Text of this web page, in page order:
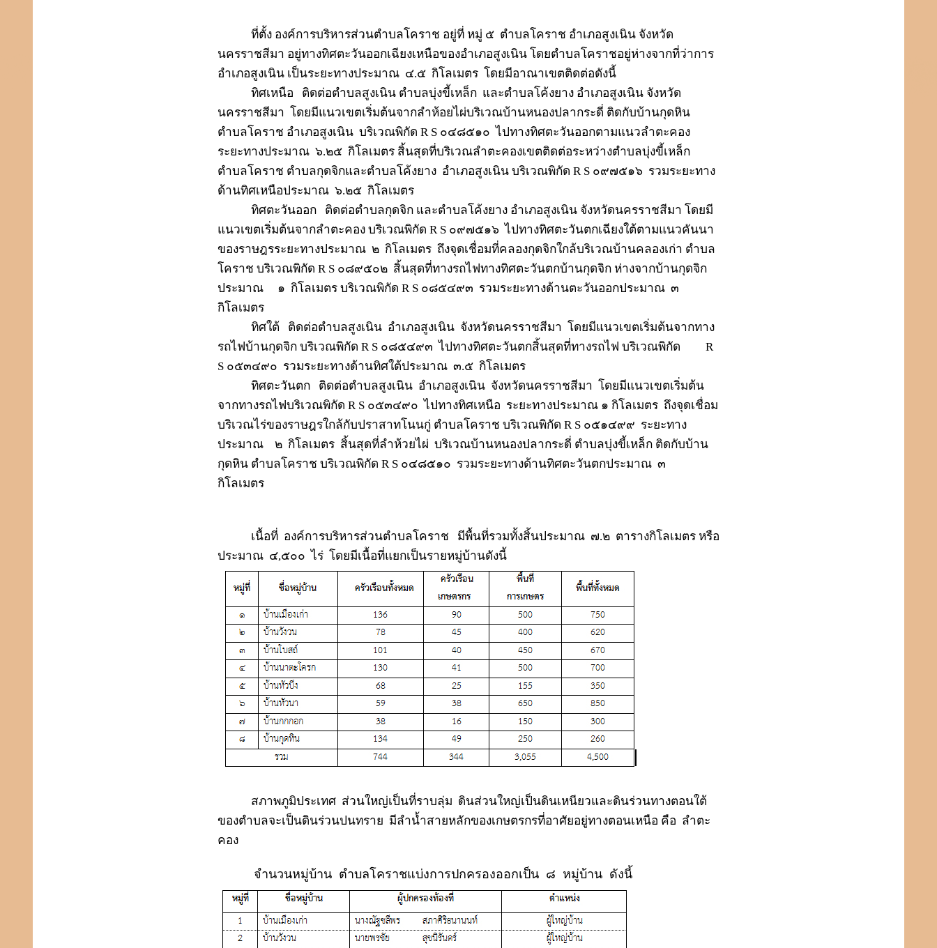
ที่ตั้ง องค์การบริหารส่วนตำบลโคราช อยู่ที่ หมู่ ๕ ตำบลโคราช อำเภอสูงเนิน จังหวัด
นครราชสีมา อยู่ทางทิศตะวันออกเฉียงเหนือของอำเภอสูงเนิน โดยตำบลโคราชอยู่ห่างจากที่ว่าการ
อำเภอสูงเนิน เป็นระยะทางประมาณ ๔.๕ กิโลเมตร โดยมีอาณาเขตติดต่อดังนี้
ทิศเหนือ
ติดต่อตำบลสูงเนิน ตำบลบุ่งขี้เหล็ก และตำบลโค้งยาง อำเภอสูงเนิน จังหวัด
นครราชสีมา โดยมีแนวเขตเริ่มต้นจากลำห้อยไผ่บริเวณบ้านหนองปลากระดี่ ติดกับบ้านกุดหิน
ตำบลโคราช อำเภอสูงเนิน บริเวณพิกัด R S ๐๔๘๕๑๐ ไปทางทิศตะวันออกตามแนวลำตะคอง
ระยะทางประมาณ ๖.๒๕ กิโลเมตร สิ้นสุดที่บริเวณลำตะคองเขตติดต่อระหว่างตำบลบุ่งขี้เหล็ก
ตำบลโคราช ตำบลกุดจิกและตำบลโค้งยาง อำเภอสูงเนิน บริเวณพิกัด R S ๐๙๗๕๑๖ รวมระยะทาง
ด้านทิศเหนือประมาณ ๖.๒๕ กิโลเมตร
ทิศตะวันออก
ติดต่อตำบลกุดจิก และตำบลโค้งยาง อำเภอสูงเนิน จังหวัดนครราชสีมา โดยมี
แนวเขตเริ่มต้นจากลำตะคอง บริเวณพิกัด R S ๐๙๗๕๑๖ ไปทางทิศตะวันตกเฉียงใต้ตามแนวคันนา
ของราษฎรระยะทางประมาณ ๒ กิโลเมตร ถึงจุดเชื่อมที่คลองกุดจิกใกล้บริเวณบ้านคลองเก่า ตำบล
โคราช บริเวณพิกัด R S ๐๘๙๕๐๒ สิ้นสุดที่ทางรถไฟทางทิศตะวันตกบ้านกุดจิก ห่างจากบ้านกุดจิก
ประมาณ
๑ กิโลเมตร บริเวณพิกัด R S ๐๘๕๔๙๓ รวมระยะทางด้านตะวันออกประมาณ ๓
กิโลเมตร
ทิศใต้
ติดต่อตำบลสูงเนิน อำเภอสูงเนิน จังหวัดนครราชสีมา โดยมีแนวเขตเริ่มต้นจากทาง
รถไฟบ้านกุดจิก บริเวณพิกัด R S ๐๘๕๔๙๓ ไปทางทิศตะวันตกสิ้นสุดที่ทางรถไฟ บริเวณพิกัด
R
S ๐๕๓๔๙๐ รวมระยะทางด้านทิศใต้ประมาณ ๓.๕ กิโลเมตร
ทิศตะวันตก
ติดต่อตำบลสูงเนิน อำเภอสูงเนิน จังหวัดนครราชสีมา โดยมีแนวเขตเริ่มต้น
จากทางรถไฟบริเวณพิกัด R S ๐๕๓๔๙๐ ไปทางทิศเหนือ ระยะทางประมาณ ๑ กิโลเมตร ถึงจุดเชื่อม
บริเวณไร่ของราษฎรใกล้กับปราสาทโนนกู่ ตำบลโคราช บริเวณพิกัด R S ๐๕๑๔๙๙ ระยะทาง
ประมาณ
๒ กิโลเมตร สิ้นสุดที่ลำห้วยไผ่ บริเวณบ้านหนองปลากระดี่ ตำบลบุ่งขี้เหล็ก ติดกับบ้าน
กุดหิน ตำบลโคราช บริเวณพิกัด R S ๐๔๘๕๑๐ รวมระยะทางด้านทิศตะวันตกประมาณ ๓
กิโลเมตร
เนื้อที่ องค์การบริหารส่วนตำบลโคราช มีพื้นที่รวมทั้งสิ้นประมาณ ๗.๒ ตารางกิโลเมตร หรือ
ประมาณ ๔,๕๐๐ ไร่ โดยมีเนื้อที่แยกเป็นรายหมู่บ้านดังนี้
สภาพภูมิประเทศ ส่วนใหญ่เป็นที่ราบลุ่ม ดินส่วนใหญ่เป็นดินเหนียวและดินร่วนทางตอนใต้
ของตำบลจะเป็นดินร่วนปนทราย มีลำน้ำสายหลักของเกษตรกรที่อาศัยอยู่ทางตอนเหนือ คือ ลำตะ
คอง
จำนวนหมู่บ้าน ตำบลโคราชแบ่งการปกครองออกเป็น ๘ หมู่บ้าน ดังนี้